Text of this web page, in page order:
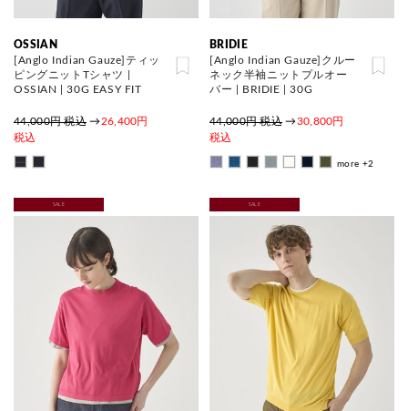
OSSIAN
[Anglo Indian Gauze]ティッ
ピングニットTシャツ |
OSSIAN | 30G EASY FIT
44,000円 税込 →26,400円
税込
BRIDIE
[Anglo Indian Gauze]クルー
ネック半袖ニットプルオー
バー | BRIDIE | 30G
44,000円 税込 →30,800円
税込
more +2
SALE SALE